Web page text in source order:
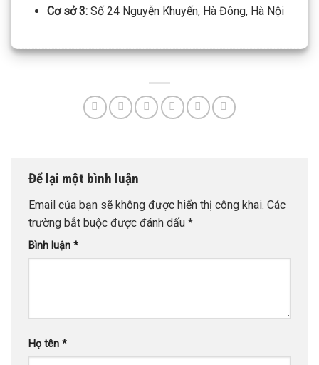
Cơ sở 3:Số 24 Nguyễn Khuyến, Hà Đông, Hà Nội
Để lại một bình luận
Email của bạn sẽ không được hiển thị công khai. Các
trường bắt buộc được đánh dấu *
Bình luận *
Họ tên *